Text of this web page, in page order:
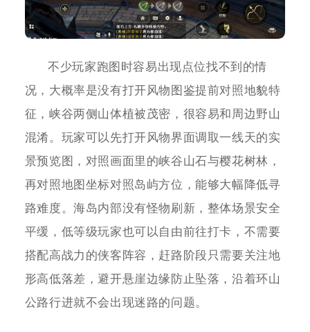
不少玩家跑图时容易出现点位找不到的情
况，大概率是没有打开风物图鉴提前对照地貌特
征，峡谷两侧山体植被茂密，很容易和周边野山
混淆。玩家可以先打开风物界面调取一线天的实
景预览图，对照画面里的峡谷山石与樱花树林，
再对照地图坐标对照岛屿方位，能够大幅降低寻
路难度。海岛内部没有怪物刷新，整体场景安全
平缓，低等级玩家也可以自由前往打卡，不需要
搭配高战力的侠客阵容，赶路阶段只需要关注地
形高低落差，避开悬崖边缘防止坠落，沿着环山
公路行进就不会出现迷路的问题。